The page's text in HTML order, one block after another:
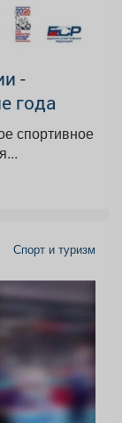
-
года
спортивное
Спорт и туризм